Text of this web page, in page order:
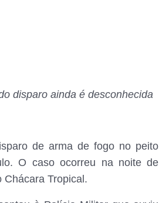
disparo ainda é desconhecida
de arma de fogo no peito
O caso ocorreu na noite de
Chácara Tropical.